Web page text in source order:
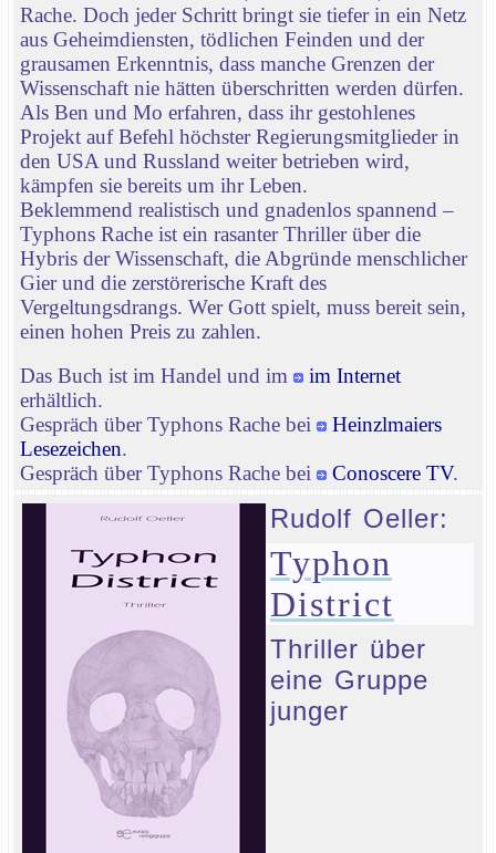
Rache. Doch jeder Schritt bringt sie tiefer in ein Netz
aus Geheimdiensten, tödlichen Feinden und der
grausamen Erkenntnis, dass manche Grenzen der
Wissenschaft nie hätten überschritten werden dürfen.
Als Ben und Mo erfahren, dass ihr gestohlenes
Projekt auf Befehl höchster Regierungsmitglieder in
den USA und Russland weiter betrieben wird,
kämpfen sie bereits um ihr Leben.
Beklemmend realistisch und gnadenlos spannend –
Typhons Rache ist ein rasanter Thriller über die
Hybris der Wissenschaft, die Abgründe menschlicher
Gier und die zerstörerische Kraft des
Vergeltungsdrangs. Wer Gott spielt, muss bereit sein,
einen hohen Preis zu zahlen.
Das Buch ist im Handel und im
im Internet
erhältlich.
Gespräch über Typhons Rache bei
Heinzlmaiers
Lesezeichen.
Gespräch über Typhons Rache bei
Conoscere TV.
Rudolf Oeller:
Typhon
District
Thriller über
eine Gruppe
junger